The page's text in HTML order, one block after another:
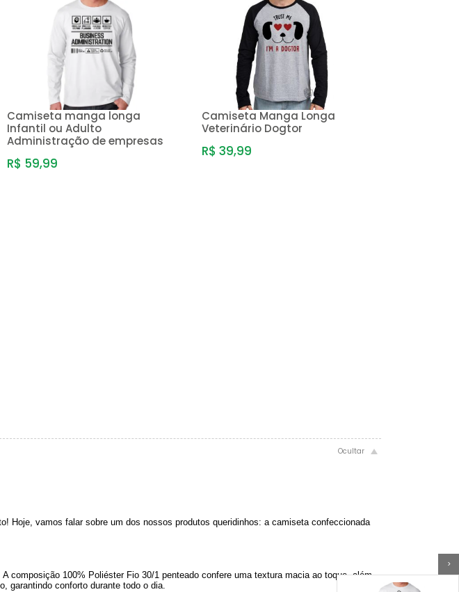
>
Camiseta manga longa
Infantil ou Adulto
Administração de empresas
R$ 59,99
Camiseta Manga Longa
Veterinário Dogtor
R$ 39,99
Hoje, vamos falar sobre um dos nossos produtos queridinhos: a camiseta confeccionada
composição 100% Poliéster Fio 30/1 penteado confere uma textura macia ao toque, além
garantindo conforto durante todo o dia.